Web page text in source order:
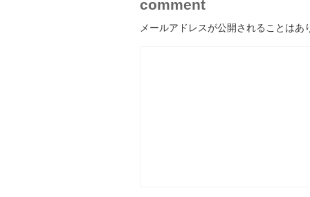
comment
メールアドレスが公開されることはあ